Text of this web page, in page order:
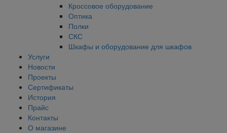
Кроссовое оборудование
Оптика
Полки
СКС
Шкафы и оборудование для шкафов
Услуги
Новости
Проекты
Сертификаты
История
Прайс
Контакты
О магазине